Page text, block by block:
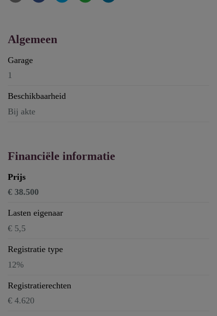
Algemeen
Garage
1
Beschikbaarheid
Bij akte
Financiële informatie
Prijs
€ 38.500
Lasten eigenaar
€ 5,5
Registratie type
12%
Registratierechten
€ 4.620